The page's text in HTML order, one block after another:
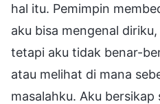
hal itu. Pemimpin
aku bisa mengenal
tetapi aku tidak benar-
atau melihat di mana
masalahku. Aku